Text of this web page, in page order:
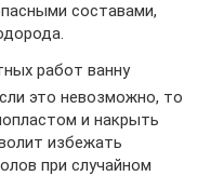
составами,
работ ванну
это невозможно, то
и накрыть
избежать
при случайном